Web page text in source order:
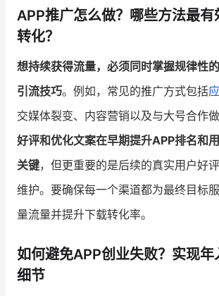
APP推广怎么做？哪些方法最有
转化？
想持续获得流量，必须同时掌握规律性
引流技巧。例如，常见的推广方式包括
交媒体裂变、内容营销以及与大号合作做
好评和优化文案在早期提升APP排名和
关键，但更重要的是后续的真实用户好
维护。要确保每一个渠道都为最终目标
量流量并提升下载转化率。
如何避免APP创业失败？实现
细节